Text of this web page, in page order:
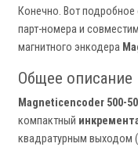
Конечно. Вот подробное
парт-номера и
магнитного энкодера
Общее описание
Magneticencoder 500-
компактный
квадратурным выходом